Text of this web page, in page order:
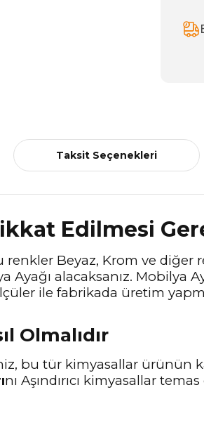
Taksit Seçenekleri
Edilmesi
renkler Beyaz, Krom ve
Ayağı alacaksanız. Mobilya
ile fabrikada üretim
Olmalıdır
bu tür kimyasallar
nı Aşındırıcı kimyasallar